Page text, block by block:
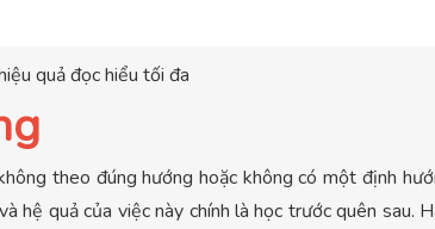
quả đọc hiểu tối đa
theo đúng hướng hoặc không có một định
hệ quả của việc này chính là học trước quên sau.